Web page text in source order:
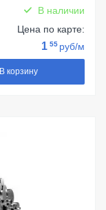
В наличии
Цена по карте:
1 55 руб/м
В корзину